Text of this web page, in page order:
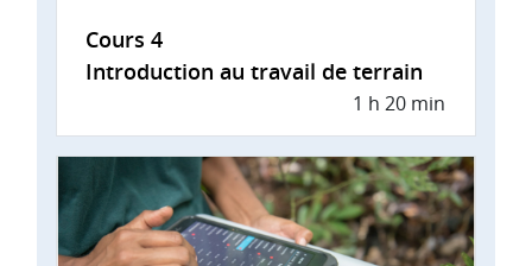
Cours 4
Introduction au travail de terrain
1 h 20 min